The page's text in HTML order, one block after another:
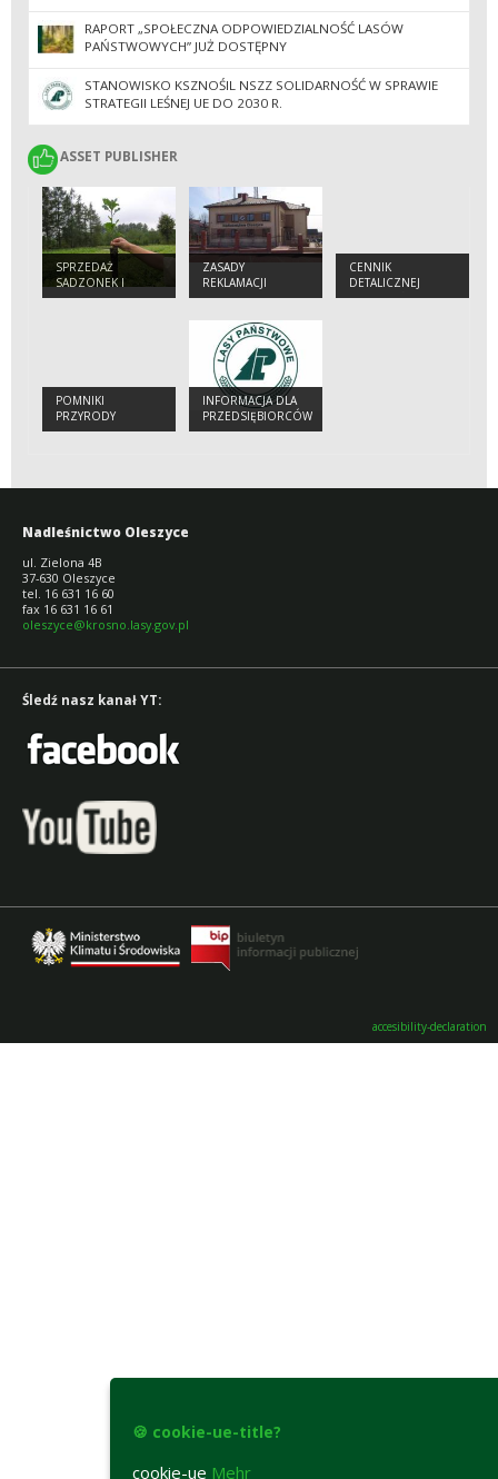
RAPORT „SPOŁECZNA ODPOWIEDZIALNOŚĆ LASÓW
PAŃSTWOWYCH” JUŻ DOSTĘPNY
STANOWISKO KSZNOŚIL NSZZ SOLIDARNOŚĆ W SPRAWIE
STRATEGII LEŚNEJ UE DO 2030 R.
ASSET PUBLISHER
ASSET PUBLISHER
SPRZEDAŻ
SADZONEK I
CHOINEK
ZASADY
REKLAMACJI
CENNIK
DETALICZNEJ
SPRZEDAŻY
POMNIKI
PRZYRODY
INFORMACJA DLA
PRZEDSIĘBIORCÓW
Nadleśnictwo Oleszyce
ul. Zielona 4B
37-630 Oleszyce
tel. 16 631 16 60
fax 16 631 16 61
oleszyce@krosno.lasy.gov.pl
Śledź nasz kanał YT:
accesibility-declaration
🍪 cookie-ue-title?
cookie-ue Mehr